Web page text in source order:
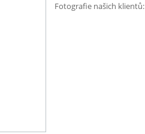
Fotografie našich klientů: